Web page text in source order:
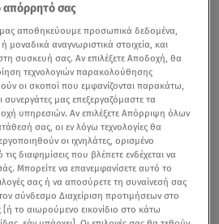
απόρρητό σας
μας αποθηκεύουμε προσωπικά δεδομένα,
αναγνωριστικά στοιχεία, και
συσκευή σας. Αν επιλέξετε Αποδοχή, θα
τεχνολογιών παρακολούθησης
οι σκοποί που εμφανίζονται παρακάτω,
συνεργάτες μας επεξεργαζόμαστε τα
υπηρεσιών. Αν επιλέξετε Απόρριψη όλων
σας, οι εν λόγω τεχνολογίες θα
οι ιχνηλάτες, ορισμένο
διαφημίσεις που βλέπετε ενδέχεται να
Μπορείτε να επανεμφανίσετε αυτό το
σας ή να αποσύρετε τη συναίνεσή σας
σύνδεσμο Διαχείριση προτιμήσεων στο
[ή το αιωρούμενο εικονίδιο στο κάτω